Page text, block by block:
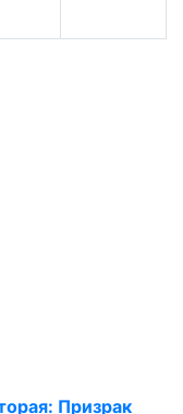
Призрак